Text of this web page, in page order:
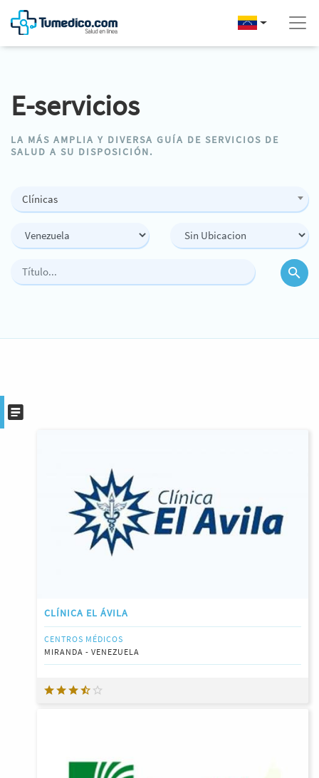
E-servicios
LA MÁS AMPLIA Y DIVERSA GUÍA DE SERVICIOS DE
SALUD A SU DISPOSICIÓN.
Clínicas
CLÍNICA EL ÁVILA
CENTROS MÉDICOS
MIRANDA - VENEZUELA